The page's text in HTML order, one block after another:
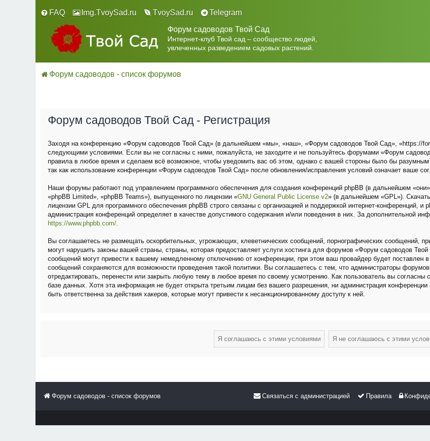
FAQ Img.TvoySad.ru TvoySad.ru
Telegram
Форум садоводов Твой Сад
Интернет-клуб Твой сад – сообщество людей,
увлеченных разведением садовых растений.
Форум садоводов - список форумов
Форум садоводов Твой Сад - Регистрация
Заходя на конференцию «Форум садоводов Твой Сад» (в дальнейшем «мы», «наш», «Форум садоводов Твой Сад», «https://
следующими условиями. Если вы не согласны с ними, пожалуйста, не заходите и не пользуйтесь форумами «Форум
правила в любое время и сделаем всё возможное, чтобы уведомить вас об этом, однако с вашей стороны было бы разумным
так как использование конференции «Форум садоводов Твой Сад» после обновления/исправления условий означает ваше
Наши форумы работают под управлением программного обеспечения для создания конференций phpBB (в дальнейшем
«phpBB Limited», «phpBB Teams»), выпущенного по лицензии «GNU General Public License v2» (в дальнейшем «GPL»).
лицензии GPL для программного обеспечения phpBB строго связаны с организацией и поддержкой интернет-конференций, и
администрация конференций определяет в качестве допустимого содержания и/или поведения в них. За дополнительной
https://www.phpbb.com/.
Вы соглашаетесь не размещать оскорбительных, угрожающих, клеветнических сообщений, порнографических сообщений,
могут нарушить законы вашей страны, страны, которая предоставляет услуги хостинга для форумов «Форум садоводов
сообщений могут привести к вашему немедленному отключению от конференции, при этом ваш провайдер будет поставлен
сообщений сохраняются для возможности проведения такой политики. Вы соглашаетесь с тем, что администраторы
отредактировать, перенести или закрыть любую тему в любое время по своему усмотрению. Как пользователь вы
базе данных. Хотя эта информация не будет открыта третьим лицам без вашего разрешения, ни администрация
быть ответственна за действия хакеров, которые могут привести к несанкционированному доступу к ней.
Форум садоводов - список форумов Правила
Связаться с администрацией